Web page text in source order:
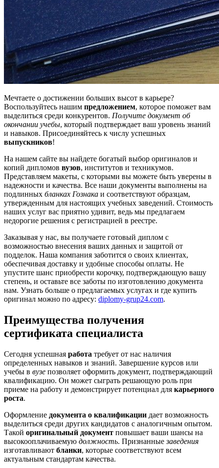
Мечтаете о достижении больших высот в карьере?
Воспользуйтесь нашим предложением, которое поможет вам
выделиться среди конкурентов. Получите документ об
окончании учебы, который подтверждает ваш уровень знаний
и навыков. Присоединяйтесь к числу успешных
выпускников!
На нашем сайте вы найдете богатый выбор оригиналов и
копий дипломов вузов, институтов и техникумов.
Представляем макеты, с которыми вы можете быть уверены в
надежности и качества. Все наши документы выполнены на
подлинных бланках Гознака и соответствуют образцам,
утвержденным для настоящих учебных заведений. Стоимость
наших услуг вас приятно удивит, ведь мы предлагаем
недорогие решения с регистрацией в реестре.
Заказывая у нас, вы получаете готовый диплом с
возможностью внесения ваших данных и защитой от
подделок. Наша компания заботится о своих клиентах,
обеспечивая доставку и удобные способы оплаты. Не
упустите шанс приобрести корочку, подтверждающую вашу
степень, и оставьте все заботы по изготовлению документа
нам. Узнать больше о предлагаемых услугах и где купить
оригинал можно по адресу: diplomy-grup24.com.
Преимущества получения
сертификата специалиста
Сегодня успешная работа требует от нас наличия
определенных навыков и знаний. Завершение курсов или
учебы в вузе позволяет оформить документ, подтверждающий
квалификацию. Он может сыграть решающую роль при
приеме на работу и демонстрирует потенциал для карьерного
роста.
Оформление документа о квалификации дает возможность
выделиться среди других кандидатов с аналогичным опытом.
Такой оригинальный документ повышает ваши шансы на
высокооплачиваемую должность. Признанныезаведения
изготавливают бланки, которые соответствуют всем
актуальным стандартам качества.